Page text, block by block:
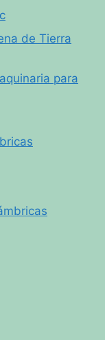
de Tierra
para